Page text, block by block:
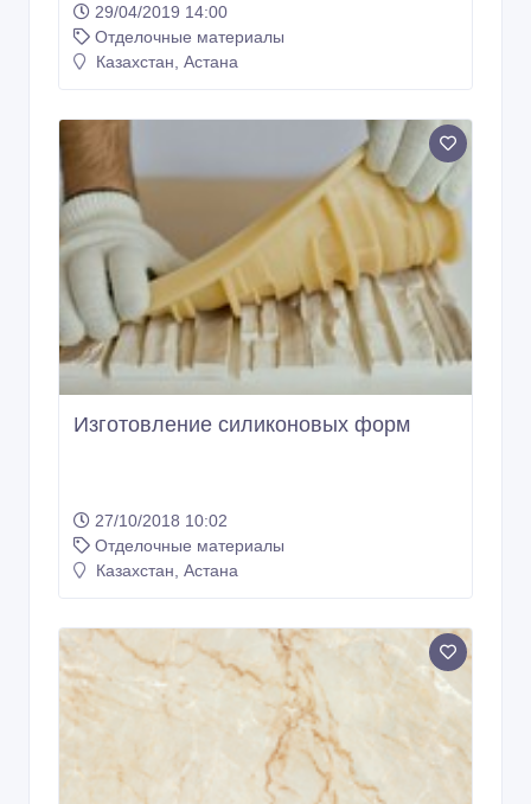
29/04/2019 14:00
Отделочные материалы
Казахстан, Астана
Изготовление силиконовых форм
27/10/2018 10:02
Отделочные материалы
Казахстан, Астана